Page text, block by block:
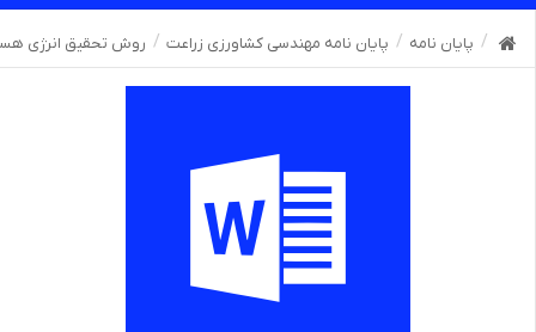
پایان نامه پایان نامه مهندسی کشاورزی زراعت روش تحقیق انرژی